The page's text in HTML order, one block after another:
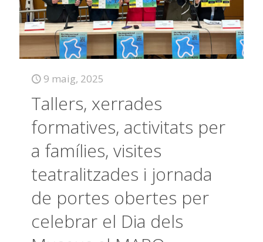
9 maig, 2025
Tallers, xerrades
formatives, activitats per
a famílies, visites
teatralitzades i jornada
de portes obertes per
celebrar el Dia dels